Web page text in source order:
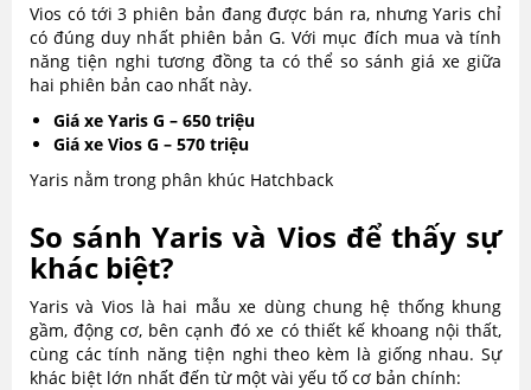
Vios có tới 3 phiên bản đang được bán ra, nhưng Yaris chỉ
có đúng duy nhất phiên bản G. Với mục đích mua và tính
năng tiện nghi tương đồng ta có thể so sánh giá xe giữa
hai phiên bản cao nhất này.
Giá xe Yaris G – 650 triệu
Giá xe Vios G – 570 triệu
Yaris nằm trong phân khúc Hatchback
So sánh Yaris và Vios để thấy sự
khác biệt?
Yaris và Vios là hai mẫu xe dùng chung hệ thống khung
gầm, động cơ, bên cạnh đó xe có thiết kế khoang nội thất,
cùng các tính năng tiện nghi theo kèm là giống nhau. Sự
khác biệt lớn nhất đến từ một vài yếu tố cơ bản chính: